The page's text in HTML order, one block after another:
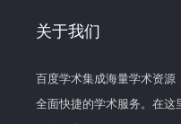
关于我们
百度学术集成海量学术资源
全面快捷的学术服务。在这